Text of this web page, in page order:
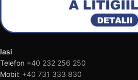
Iasi
Telefon +40 232 256 250
Mobil: +40 731 333 830